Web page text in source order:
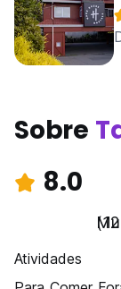
Sobre
8.0
Atividades